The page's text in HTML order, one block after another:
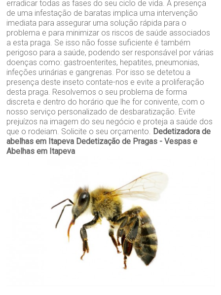
erradicar todas as fases do seu ciclo de vida. A presença
de uma infestação de baratas implica uma intervenção
imediata para assegurar uma solução rápida para o
problema e para minimizar os riscos de saúde associados
a esta praga. Se isso não fosse suficiente é também
perigoso para a saúde, podendo ser responsável por várias
doenças como: gastroenterites, hepatites, pneumonias,
infeções urinárias e gangrenas. Por isso se detetou a
presença deste inseto contate-nos e evite a proliferação
desta praga. Resolvemos o seu problema de forma
discreta e dentro do horário que lhe for conivente, com o
nosso serviço personalizado de desbaratização. Evite
prejuízos na imagem do seu negócio e proteja a saúde dos
que o rodeiam. Solicite o seu orçamento.
Dedetizadora de
abelhas em Itapeva Dedetização de Pragas - Vespas e
Abelhas em Itapeva